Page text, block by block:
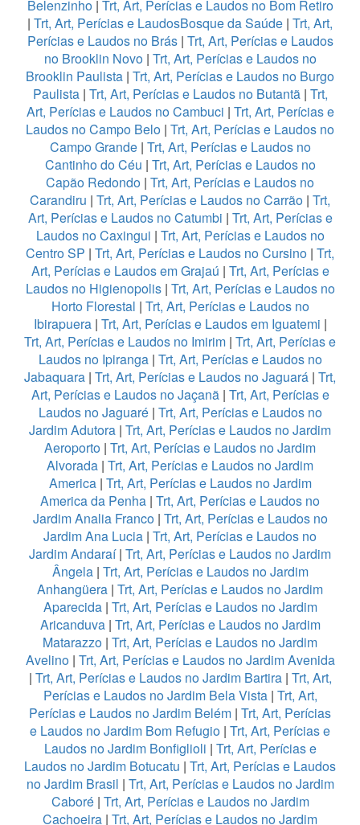
Belenzinho| Trt, Art, Perícias e Laudos no Bom Retiro
| Trt, Art, Perícias e LaudosBosque da Saúde | Trt, Art,
Perícias e Laudos no Brás| Trt, Art, Perícias e Laudos
no Brooklin Novo| Trt, Art, Perícias e Laudos no
Brooklin Paulista | Trt, Art, Perícias e Laudos no Burgo
Paulista| Trt, Art, Perícias e Laudos no Butantã| Trt,
Art, Perícias e Laudos no Cambuci | Trt, Art, Perícias e
Laudos no Campo Belo | Trt, Art, Perícias e Laudos no
Campo Grande| Trt, Art, Perícias e Laudos no
Cantinho do Céu | Trt, Art, Perícias e Laudos no
Capão Redondo | Trt, Art, Perícias e Laudos no
Carandiru | Trt, Art, Perícias e Laudos no Carrão | Trt,
Art, Perícias e Laudos no Catumbi | Trt, Art, Perícias e
Laudos no Caxingui | Trt, Art, Perícias e Laudos no
Centro SP | Trt, Art, Perícias e Laudos no Cursino | Trt,
Art, Perícias e Laudos em Grajaú | Trt, Art, Perícias e
Laudos no Higienopolis| Trt, Art, Perícias e Laudos no
Horto Florestal | Trt, Art, Perícias e Laudos no
Ibirapuera| Trt, Art, Perícias e Laudos em Iguatemi |
Trt, Art, Perícias e Laudos no Imirim | Trt, Art, Perícias e
Laudos no Ipiranga| Trt, Art, Perícias e Laudos no
Jabaquara | Trt, Art, Perícias e Laudos no Jaguará | Trt,
Art, Perícias e Laudos no Jaçanã| Trt, Art, Perícias e
Laudos no Jaguaré| Trt, Art, Perícias e Laudos no
Jardim Adutora | Trt, Art, Perícias e Laudos no Jardim
Aeroporto | Trt, Art, Perícias e Laudos no Jardim
Alvorada | Trt, Art, Perícias e Laudos no Jardim
America| Trt, Art, Perícias e Laudos no Jardim
America da Penha | Trt, Art, Perícias e Laudos no
Jardim Analia Franco| Trt, Art, Perícias e Laudos no
Jardim Ana Lucia | Trt, Art, Perícias e Laudos no
Jardim Andaraí| Trt, Art, Perícias e Laudos no Jardim
Ângela| Trt, Art, Perícias e Laudos no Jardim
Anhangüera | Trt, Art, Perícias e Laudos no Jardim
Aparecida| Trt, Art, Perícias e Laudos no Jardim
Aricanduva| Trt, Art, Perícias e Laudos no Jardim
Matarazzo | Trt, Art, Perícias e Laudos no Jardim
Avelino| Trt, Art, Perícias e Laudos no Jardim Avenida
| Trt, Art, Perícias e Laudos no Jardim Bartira| Trt, Art,
Perícias e Laudos no Jardim Bela Vista| Trt, Art,
Perícias e Laudos no Jardim Belém | Trt, Art, Perícias
e Laudos no Jardim Bom Refugio | Trt, Art, Perícias e
Laudos no Jardim Bonfiglioli | Trt, Art, Perícias e
Laudos no Jardim Botucatu | Trt, Art, Perícias e Laudos
no Jardim Brasil | Trt, Art, Perícias e Laudos no Jardim
Caboré| Trt, Art, Perícias e Laudos no Jardim
Cachoeira | Trt, Art, Perícias e Laudos no Jardim